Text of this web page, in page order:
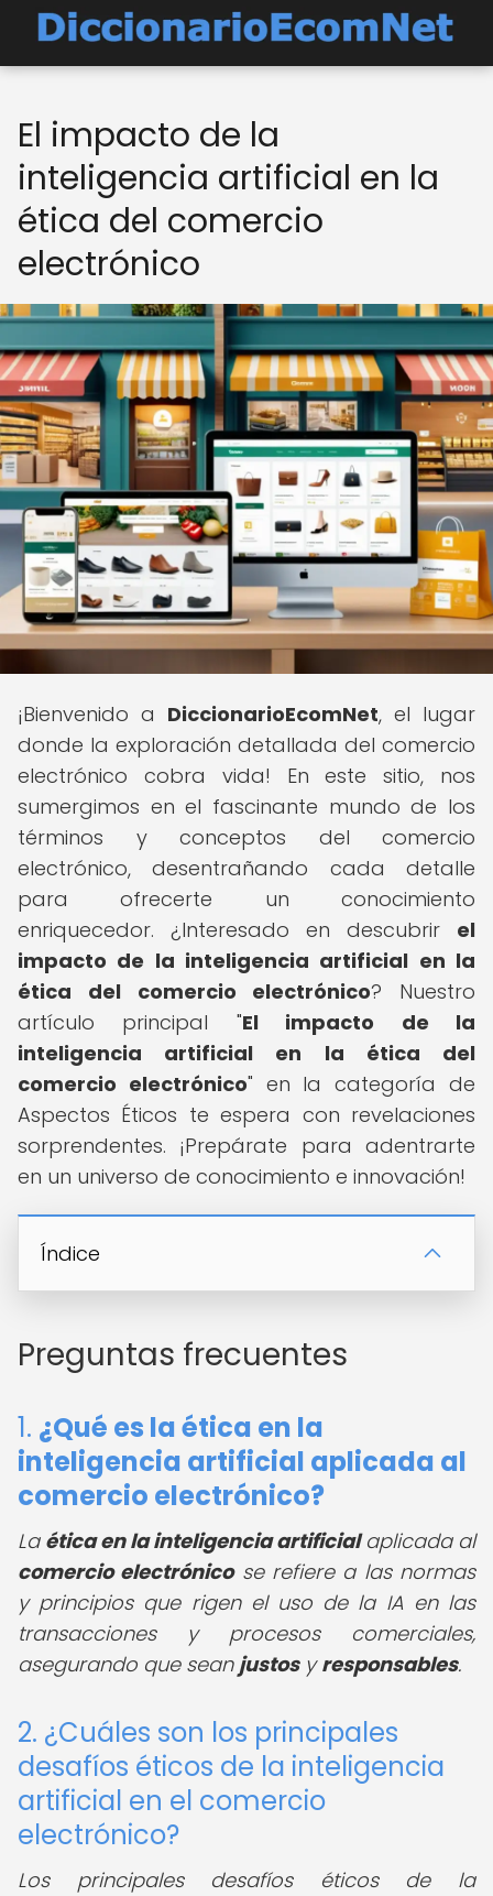
El impacto de la
inteligencia artificial en la
ética del comercio
electrónico
¡Bienvenido a DiccionarioEcomNet, el lugar
donde la exploración detallada del comercio
electrónico cobra vida! En este sitio, nos
sumergimos en el fascinante mundo de los
términos y conceptos del comercio
electrónico, desentrañando cada detalle
para ofrecerte un conocimiento
enriquecedor. ¿Interesado en descubrir el
impacto de la inteligencia artificial en la
ética del comercio electrónico? Nuestro
artículo principal "El impacto de la
inteligencia artificial en la ética del
comercio electrónico" en la categoría de
Aspectos Éticos te espera con revelaciones
sorprendentes. ¡Prepárate para adentrarte
en un universo de conocimiento e innovación!
Índice
Preguntas frecuentes
1. ¿Qué es la ética en la
inteligencia artificial aplicada al
comercio electrónico?
La ética en la inteligencia artificialaplicada al
comercio electrónicose refiere a las normas
y principios que rigen el uso de la IA en las
transacciones y procesos comerciales,
asegurando que sean justosyresponsables.
2. ¿Cuáles son los principales
desafíos éticos de la inteligencia
artificial en el comercio
electrónico?
Los principales desafíos éticos de la